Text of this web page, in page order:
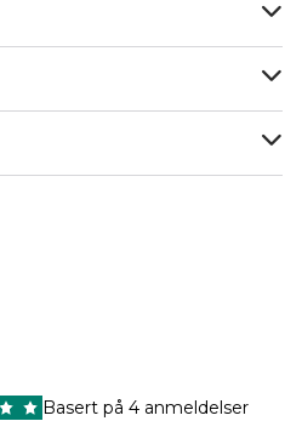
Basert på 4 anmeldelser